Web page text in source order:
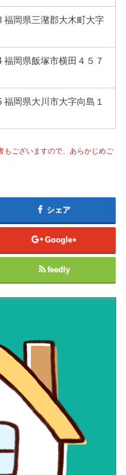
福岡県三潴郡大木町大字
福岡県飯塚市横田４５７
福岡県大川市大字向島１
ございますので、あらかじめご
シェア
Google+
feedly